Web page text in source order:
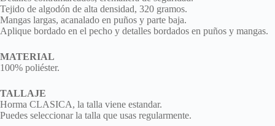
Tejido de algodón de alta densidad, 320 gramos.
Mangas largas, acanalado en puños y parte baja.
Aplique bordado en el pecho y detalles bordados en puños y mangas.
MATERIAL
100% poliéster.
TALLAJE
Horma CLASICA, la talla viene estandar.
Puedes seleccionar la talla que usas regularmente.